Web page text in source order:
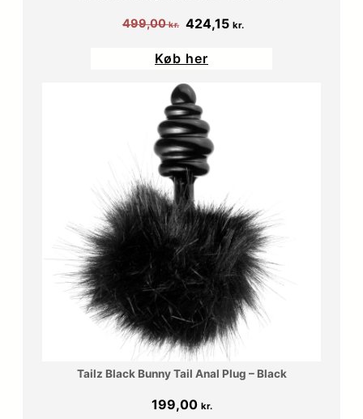
499,00kr.
Den
pris
var:
499,00 kr..
424,15 kr.
Køb her
Tailz Black Bunny Tail Anal Plug – Black
199,00 kr.